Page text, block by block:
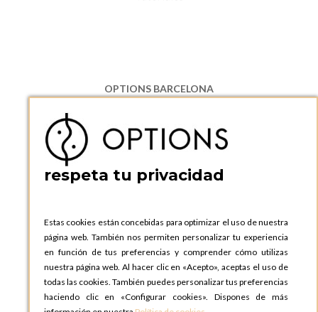
OPTIONS BARCELONA
08130 Santa Perpetua de Moguda, Barcelona
ESPAñA
Teléfono:
+34 935 724 041
OPTIONS BARCELONA SHOWROOM
ESPAñA
Teléfono:+34 935 724 041
OPTIONS MADRID
C. Lucio Emilio Cándido, 6,
28803 Alcalá de Henares, Madrid
respeta tu privacidad
Estas cookies están concebidas para optimizar el uso de nuestra
página web. También nos permiten personalizar tu experiencia
en función de tus preferencias y comprender cómo utilizas
nuestra página web. Al hacer clic en «Acepto», aceptas el uso de
todas las cookies. También puedes personalizar tus preferencias
haciendo clic en «Configurar cookies». Dispones de más